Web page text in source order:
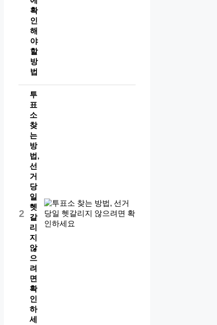
확
인
해
야
할
방
법
2
투
표
소
찾
는
방
법,
선
거
당
일
헷
갈
리
지
않
으
려
면
확
인
하
세